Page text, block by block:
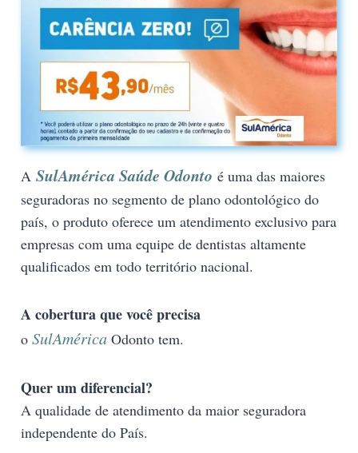
A SulAmérica Saúde Odonto é uma das maiores
seguradoras no segmento de plano odontológico do
país, o produto oferece um atendimento exclusivo para
empresas com uma equipe de dentistas altamente
qualificados em todo território nacional.
A cobertura que você precisa
o SulAmérica Odonto tem.
Quer um diferencial?
A qualidade de atendimento da maior seguradora
independente do País.